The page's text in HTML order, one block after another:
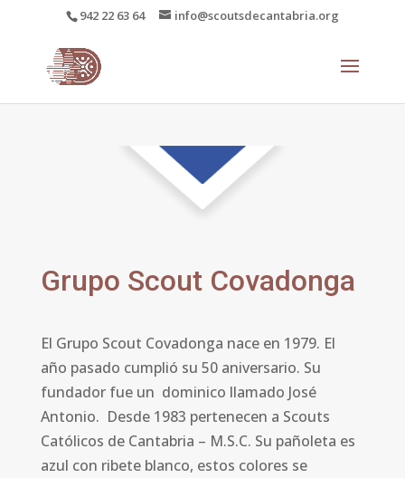
942 22 63 64 info@scoutsdecantabria.org
Grupo Scout Covadonga
El Grupo Scout Covadonga nace en 1979. El
año pasado cumplió su 50 aniversario. Su
fundador fue un dominico llamado José
Antonio. Desde 1983 pertenecen a Scouts
Católicos de Cantabria – M.S.C. Su pañoleta es
azul con ribete blanco, estos colores se